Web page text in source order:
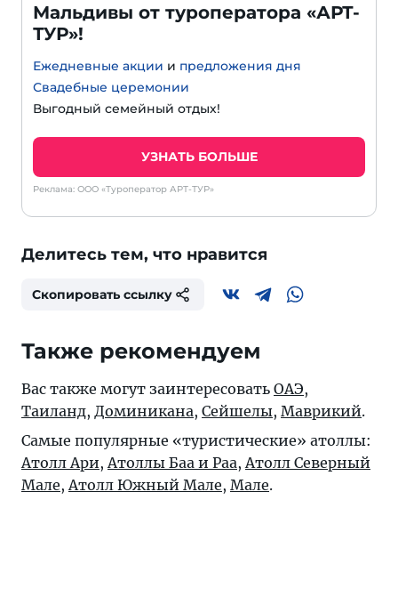
Мальдивы от туроператора «АРТ-
ТУР»!
Ежедневные акции и предложения дня
Свадебные церемонии
Выгодный семейный отдых!
УЗНАТЬ БОЛЬШЕ
Реклама: ООО «Туроператор АРТ-ТУР»
Делитесь тем, что нравится
Скопировать ссылку
Также рекомендуем
Вас также могут заинтересовать ОАЭ,
Таиланд, Доминикана, Сейшелы, Маврикий.
Самые популярные «туристические» атоллы:
Атолл Ари, Атоллы Баа и Раа, Атолл Северный
Мале, Атолл Южный Мале, Мале.